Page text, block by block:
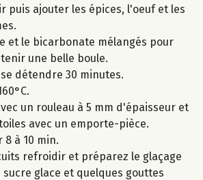
puis ajouter les épices, l'oeuf et les
et le bicarbonate mélangés pour
une belle boule.
détendre 30 minutes.
un rouleau à 5 mm d'épaisseur et
avec un emporte-pièce.
à 10 min.
refroidir et préparez le glaçage
sucre glace et quelques gouttes